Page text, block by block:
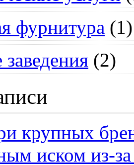
фурнитура (1)
(2)
крупных
иском из-